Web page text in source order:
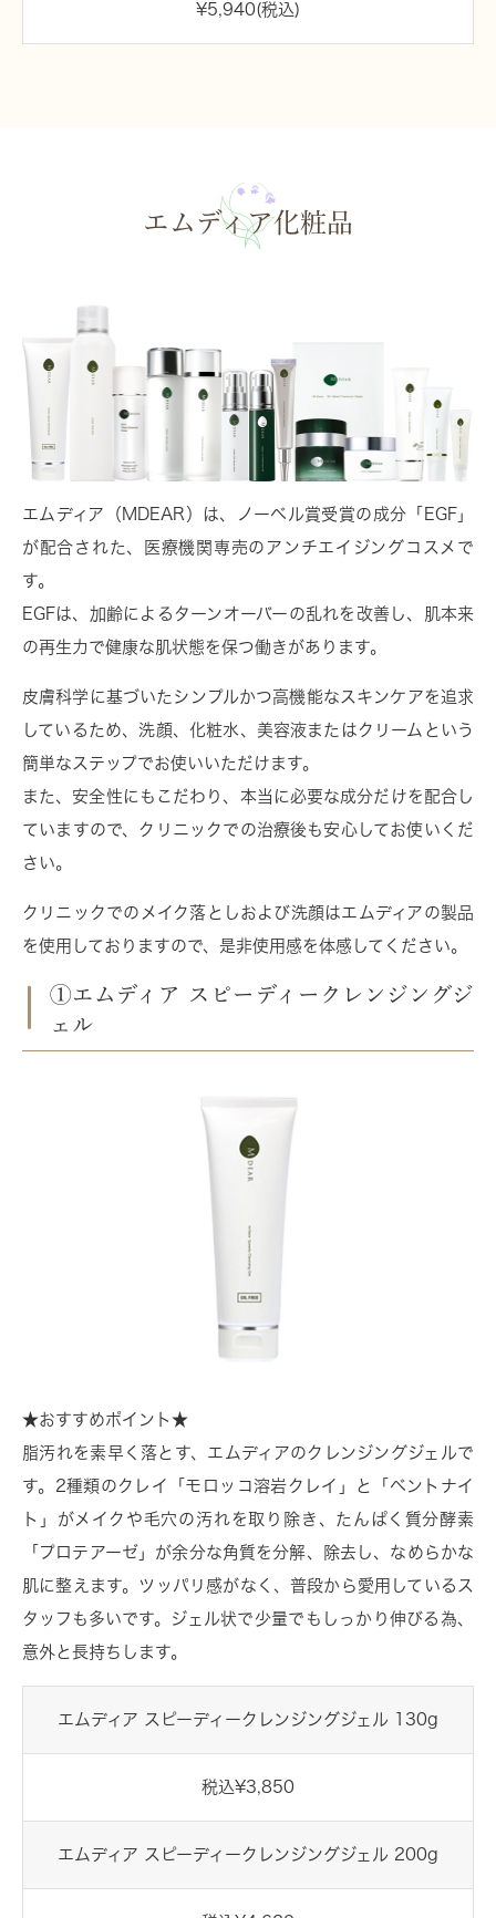
¥5,940(税込)
エムディア化粧品
エムディア（MDEAR）は、ノーベル賞受賞の成分「EGF」
が配合された、医療機関専売のアンチエイジングコスメで
す。
EGFは、加齢によるターンオーバーの乱れを改善し、肌本来
の再生力で健康な肌状態を保つ働きがあります。
皮膚科学に基づいたシンプルかつ高機能なスキンケアを追求
しているため、洗顔、化粧水、美容液またはクリームという
簡単なステップでお使いいただけます。
また、安全性にもこだわり、本当に必要な成分だけを配合し
ていますので、クリニックでの治療後も安心してお使いくだ
さい。
クリニックでのメイク落としおよび洗顔はエムディアの製品
を使用しておりますので、是非使用感を体感してください。
①エムディア スピーディークレンジングジ
ェル
★おすすめポイント★
脂汚れを素早く落とす、エムディアのクレンジングジェルで
す。2種類のクレイ「モロッコ溶岩クレイ」と「ベントナイ
ト」がメイクや毛穴の汚れを取り除き、たんぱく質分酵素
「プロテアーゼ」が余分な角質を分解、除去し、なめらかな
肌に整えます。ツッパリ感がなく、普段から愛用しているス
タッフも多いです。ジェル状で少量でもしっかり伸びる為、
意外と長持ちします。
エムディア スピーディークレンジングジェル 130g
税込¥3,850
エムディア スピーディークレンジングジェル 200g